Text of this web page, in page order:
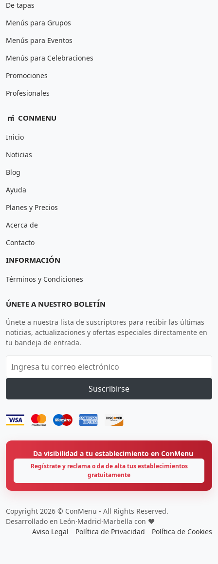
De tapas
Menús para Grupos
Menús para Eventos
Menús para Celebraciones
Promociones
Profesionales
CONMENU
Inicio
Noticias
Blog
Ayuda
Planes y Precios
Acerca de
Contacto
INFORMACIÓN
Términos y Condiciones
ÚNETE A NUESTRO BOLETÍN
Únete a nuestra lista de suscriptores para recibir las últimas
noticias, actualizaciones y ofertas especiales directamente en
tu bandeja de entrada.
Suscribirse
Da visibilidad a tu establecimiento en ConMenu
Regístrate y reclama o da de alta tus establecimientos
gratuitamente
Copyright 2026 © ConMenu - All Rights Reserved.
Desarrollado en León·Madrid·Marbella con ❤️
Aviso Legal
Política de Privacidad Política de Cookies